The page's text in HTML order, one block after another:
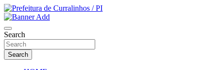
Skip
to
content
Prefeitura de Curralinhos / PI
Search
Search